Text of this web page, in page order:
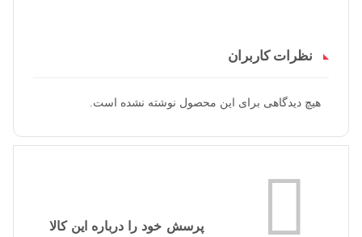
نظرات کاربران
هیچ دیدگاهی برای این محصول نوشته نشده است.
پرسش خود را درباره این کالا